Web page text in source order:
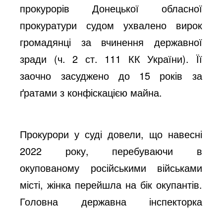
прокурорів Донецької обласної
прокуратури судом ухвалено вирок
громадянці за вчинення державної
зради (ч. 2 ст. 111 КК України). Її
заочно засуджено до 15 років за
ґратами з конфіскацією майна.
Прокурори у суді довели, що навесні
2022 року, перебуваючи в
окупованому російськими військами
місті, жінка перейшла на бік окупантів.
Головна державна інспекторка